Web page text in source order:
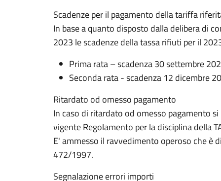
Scadenze per il pagamento della tariffa
In base a quanto disposto dalla delibera di
2023 le scadenze della tassa rifiuti per il
Prima rata – scadenza 30 settembre
Seconda rata - scadenza 12 dicembre
Ritardato od omesso pagamento
In caso di ritardato od omesso pagamento
vigente Regolamento per la disciplina della
E' ammesso il ravvedimento operoso che è
472/1997.
Segnalazione errori importi